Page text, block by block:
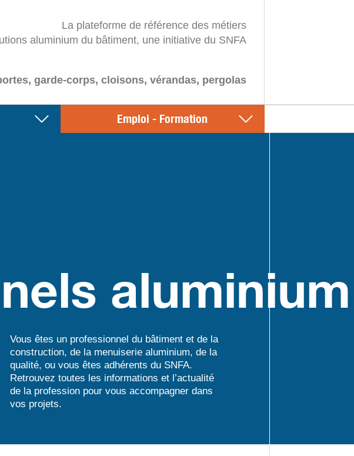
La plateforme de référence des métiers
aluminium du bâtiment, une initiative du SNFA
garde-corps, cloisons, vérandas, pergolas
Emploi - Formation
aluminium
Vous êtes un professionnel du bâtiment et de la
construction, de la menuiserie aluminium, de la
qualité, ou vous êtes adhérents du SNFA.
Retrouvez toutes les informations et l’actualité
de la profession pour vous accompagner dans
vos projets.